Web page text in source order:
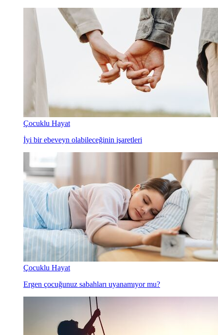
Çocuklu Hayat
İyi bir ebeveyn olabileceğinin işaretleri
Çocuklu Hayat
Ergen çocuğunuz sabahları uyanamıyor mu?